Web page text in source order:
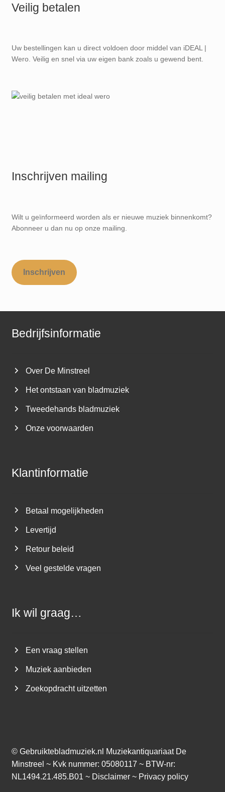
Veilig betalen
Uw bestellingen kan u direct voldoen door middel van iDEAL |
Wero. Veilig en snel via uw eigen bank zoals u gewend bent.
Inschrijven mailing
Wilt u geïnformeerd worden als er nieuwe muziek binnenkomt?
Abonneer u dan nu op onze mailing.
Inschrijven
Bedrijfsinformatie
Over De Minstreel
Het ontstaan van bladmuziek
Tweedehands bladmuziek
Onze voorwaarden
Klantinformatie
Betaal mogelijkheden
Levertijd
Retour beleid
Veel gestelde vragen
Ik wil graag…
Een vraag stellen
Muziek aanbieden
Zoekopdracht uitzetten
© Gebruiktebladmuziek.nl
Muziekantiquariaat De
Minstreel ~ Kvk nummer: 05080117 ~ BTW-nr:
NL1494.21.485.B01 ~ Disclaimer~ Privacy policy